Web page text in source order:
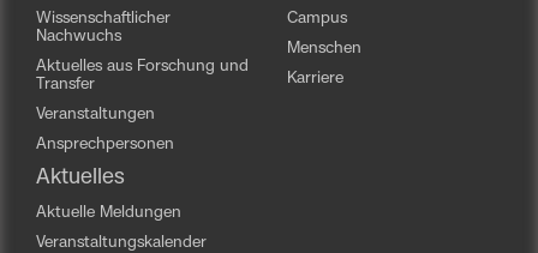
Wissenschaftlicher
Nachwuchs
Aktuelles aus Forschung und
Transfer
Veranstaltungen
Ansprechpersonen
Campus
Menschen
Karriere
Aktuelles
Aktuelle Meldungen
Veranstaltungskalender